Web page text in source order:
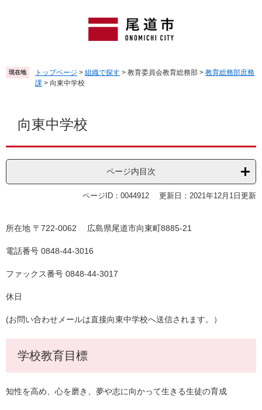
頭
で
飛
ば
現在地 トップページ > 組織で探す > 教育委員会教育総務部 > 教育総務部庶務
課 > 向東中学校
向東中学校
ページ内目次
ページID：0044912 更新日：2021年12月1日更新
所在地 〒722-0062 広島県尾道市向東町8885-21
電話番号 0848-44-3016
ファックス番号 0848-44-3017
休日
(お問い合わせメールは直接向東中学校へ送信されます。）
学校教育目標
知性を高め、心を磨き、夢や志に向かって生きる生徒の育成